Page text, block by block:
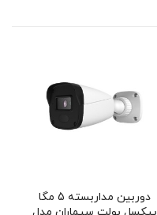
دوربین مداربسته 5 مگا